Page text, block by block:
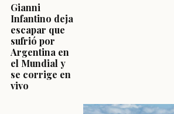
Gianni
Infantino deja
escapar que
sufrió por
Argentina en
el Mundial y
se corrige en
vivo